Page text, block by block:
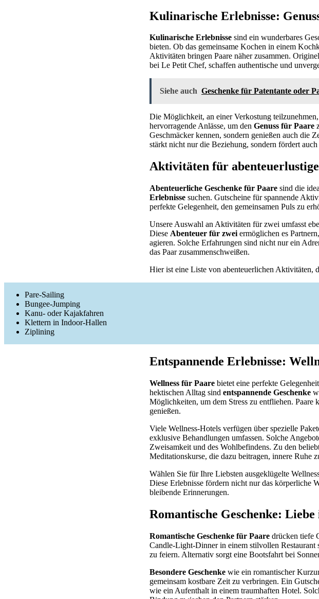
Kulinarische Erlebnisse:
Kulinarische Erlebnisse sind ein wunderbares
bieten. Ob das gemeinsame Kochen in einem
Aktivitäten bringen Paare näher zusammen.
bei Le Petit Chef, schaffen authentische und
Siehe auch Geschenke für Patentante oder
Die Möglichkeit, an einer Verkostung
hervorragende Anlässe, um den Genuss für Paare
Geschmäcker kennen, sondern genießen auch die
stärkt nicht nur die Beziehung, sondern fördert
Aktivitäten für
Abenteuerliche Geschenke für Paare sind die
Erlebnisse suchen. Gutscheine für spannende
perfekte Gelegenheit, den gemeinsamen Puls zu
Unsere Auswahl an Aktivitäten für zwei umfasst
Diese Abenteuer für zwei ermöglichen es
agieren. Solche Erfahrungen sind nicht nur ein
das Paar zusammenschweißen.
Hier ist eine Liste von abenteuerlichen Aktivitäten,
Pare-Sailing
Bungee-Jumping
Kanu- oder Kajakfahren
Klettern in Indoor-Hallen
Ziplining
Entspannende Erlebnisse:
Wellness für Paare bietet eine perfekte
hektischen Alltag sind entspannende Geschenke
Möglichkeiten, um dem Stress zu entfliehen. Paare
genießen.
Viele Wellness-Hotels verfügen über spezielle
exklusive Behandlungen umfassen. Solche
Zweisamkeit und des Wohlbefindens. Zu den
Meditationskurse, die dazu beitragen, innere Ruhe
Wählen Sie für Ihre Liebsten ausgeklügelte
Diese Erlebnisse fördern nicht nur das körperliche
bleibende Erinnerungen.
Romantische Geschenke:
Romantische Geschenke für Paare drücken tiefe
Candle-Light-Dinner in einem stilvollen
zu feiern. Alternativ sorgt eine Bootsfahrt bei
Besondere Geschenke wie ein romantischer
gemeinsam kostbare Zeit zu verbringen. Ein
wie ein Aufenthalt in einem traumhaften Hotel.